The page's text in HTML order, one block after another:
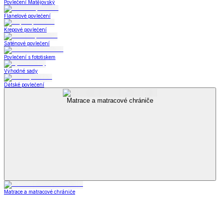
Povlečení Matějovský
Flanelové povlečení
Krepové povlečení
Saténové povlečení
Povlečení s fototiskem
Výhodné sady
Dětské povlečení
Matrace a matracové chrániče
Matrace a matracové chrániče